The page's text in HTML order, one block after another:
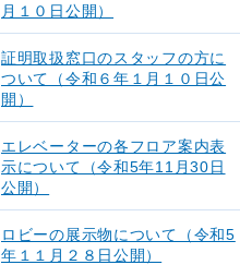
月１０日公開）
証明取扱窓口のスタッフの方に
ついて（令和６年１月１０日公
開）
エレベーターの各フロア案内表
示について（令和5年11月30日
公開）
ロビーの展示物について（令和5
年１１月２８日公開）